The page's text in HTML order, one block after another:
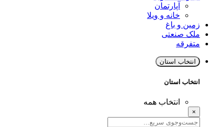
آپارتمان
خانه و ویلا
زمین و باغ
ملک صنعتی
متفرقه
انتخاب استان
انتخاب استان
انتخاب همه
×